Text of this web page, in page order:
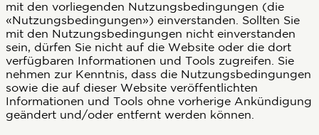
mit den vorliegenden Nutzungsbedingungen (die
«Nutzungsbedingungen») einverstanden. Sollten Sie
mit den Nutzungsbedingungen nicht einverstanden
sein, dürfen Sie nicht auf die Website oder die dort
verfügbaren Informationen und Tools zugreifen. Sie
nehmen zur Kenntnis, dass die Nutzungsbedingungen
sowie die auf dieser Website veröffentlichten
Informationen und Tools ohne vorherige Ankündigung
geändert und/oder entfernt werden können.